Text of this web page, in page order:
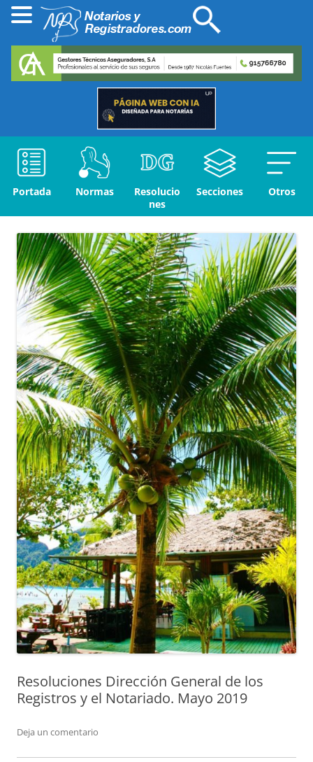
Portada Normas
Resolucio
nes
Secciones Otros
Resoluciones Dirección General de los
Registros y el Notariado. Mayo 2019
Deja un comentario